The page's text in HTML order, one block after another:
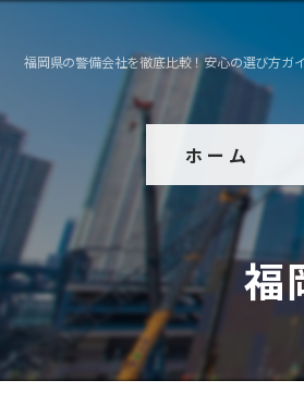
福岡県の警備会社を徹底比較！安心の選び方ガ
ホーム
福